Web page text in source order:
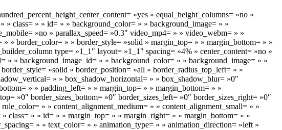
»yes » equal_height_columns= »no »
class= » » id= » » background_color= » » background_image= » »
»no » parallax_speed= »0.3″ video_mp4= » » video_webm= » »
» border_color= » » border_style= »solid » margin_top= » » margin_bottom= » »
type= »1_1″ layout= »1_1″ spacing= »4% » center_content= »no »
» background_image_id= » » background_color= » » background_image= » »
»solid » border_position= »all » border_radius_top_left= » »
» » box_shadow_horizontal= » » box_shadow_blur= »0″
» » padding_left= » » margin_top= » » margin_bottom= » »
»0″ border_sizes_bottom= »0″ border_sizes_left= »0″ border_sizes_right= »0″
» » content_alignment_medium= » » content_alignment_small= » »
» » id= » » margin_top= » » margin_right= » » margin_bottom= » »
» » text_color= » » animation_type= » » animation_direction= »left »